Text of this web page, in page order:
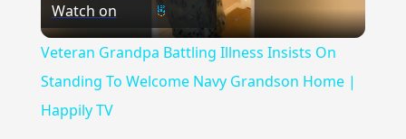
Video
Watch on
Veteran Grandpa Battling Illness Insists On
Standing To Welcome Navy Grandson Home |
Happily TV